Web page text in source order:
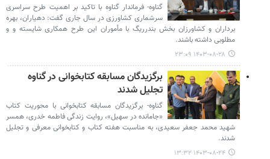
گناوه- فرماندار گناوه با تاکید بر اهمیت طرح سراسری
سرشماری کشاورزی در سال جاری گفت: دهیاران، بهره
برداران و کشاورزان بخش بندرریگ با مأموران این طرح همکاری شایسته و و
مطلوبی داشته باشند.
۱۴۰۳-۰۸-۲۸ ۲۳:۰۹
برگزیدگان مسابقه کتابخوانی در گناوه
تجلیل شدند
گناوه- برگزیدگان مسابقه کتابخوانی با محوریت کتاب
«جامانده در سهیل»، روایت زندگی فاطمه خدری، همسر
شهید محمد جعفر سعیدی، به مناسبت هفته کتاب و کتابخوانی معرفی و تجلیل
شدند.
۱۴۰۳-۰۸-۲۴ ۱۳:۳۲